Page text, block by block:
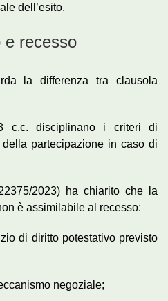
dell’esito.
e recesso
la differenza tra clausola
c.c. disciplinano i criteri di
partecipazione in caso di
2023) ha chiarito che la
è assimilabile al recesso:
di diritto potestativo previsto
negoziale;